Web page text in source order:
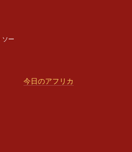
ソー
今日のアフリカ